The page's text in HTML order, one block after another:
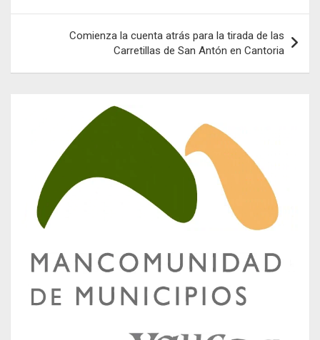
entradas
Comienza la cuenta atrás para la tirada de las
Carretillas de San Antón en Cantoria